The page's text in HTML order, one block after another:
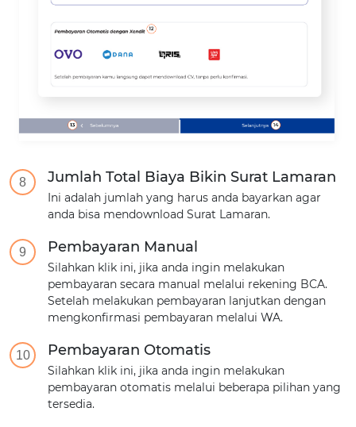
8 Jumlah Total Biaya Bikin Surat Lamaran
Ini adalah jumlah yang harus anda bayarkan agar
anda bisa mendownload Surat Lamaran.
9 Pembayaran Manual
Silahkan klik ini, jika anda ingin melakukan
pembayaran secara manual melalui rekening BCA.
Setelah melakukan pembayaran lanjutkan dengan
mengkonfirmasi pembayaran melalui WA.
10 Pembayaran Otomatis
Silahkan klik ini, jika anda ingin melakukan
pembayaran otomatis melalui beberapa pilihan yang
tersedia.